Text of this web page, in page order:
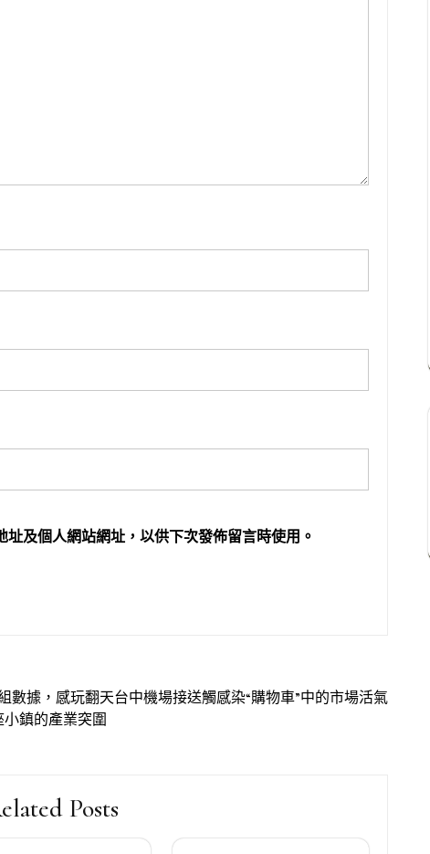
及個人網站網址，以供下次發佈留言時使用。
數據，感玩翻天台中機場接送觸感染“購物車”中的市場活氣
小鎮的產業突圍
Posts